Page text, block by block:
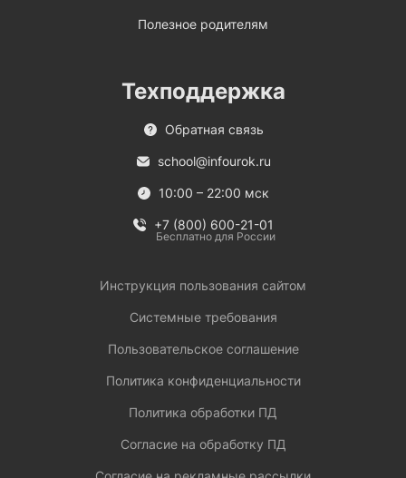
Полезное родителям
Техподдержка
Обратная связь
school@infourok.ru
10:00 – 22:00 мск
+7 (800) 600-21-01
Бесплатно для России
Инструкция пользования сайтом
Системные требования
Пользовательское соглашение
Политика конфиденциальности
Политика обработки ПД
Согласие на обработку ПД